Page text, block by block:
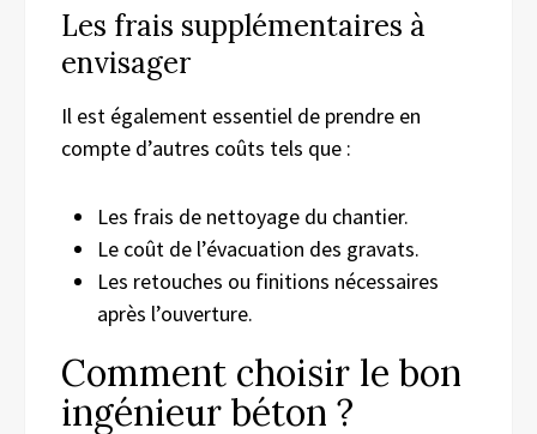
Les frais supplémentaires à
envisager
Il est également essentiel de prendre en
compte d’autres coûts tels que :
Les frais de nettoyage du chantier.
Le coût de l’évacuation des gravats.
Les retouches ou finitions nécessaires
après l’ouverture.
Comment choisir le bon
ingénieur béton ?